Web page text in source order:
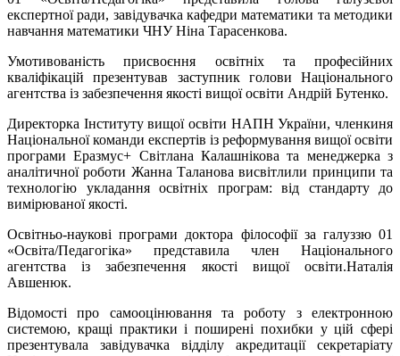
експертної ради, завідувачка кафедри математики та методики
навчання математики ЧНУ Ніна Тарасенкова.
Умотивованість присвоєння освітніх та професійних
кваліфікацій презентував заступник голови Національного
агентства із забезпечення якості вищої освіти Андрій Бутенко.
Директорка Інституту вищої освіти НАПН України, членкиня
Національної команди експертів із реформування вищої освіти
програми Еразмус+ Світлана Калашнікова та менеджерка з
аналітичної роботи Жанна Таланова висвітлили принципи та
технологію укладання освітніх програм: від стандарту до
вимірюваної якості.
Освітньо-наукові програми доктора філософії за галуззю 01
«Освіта/Педагогіка» представила член Національного
агентства із забезпечення якості вищої освіти.Наталія
Авшенюк.
Відомості про самооцінювання та роботу з електронною
системою, кращі практики і поширені похибки у цій сфері
презентувала завідувачка відділу акредитації секретаріату